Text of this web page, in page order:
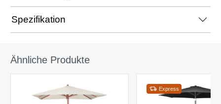
Spezifikation
Ähnliche Produkte
Express